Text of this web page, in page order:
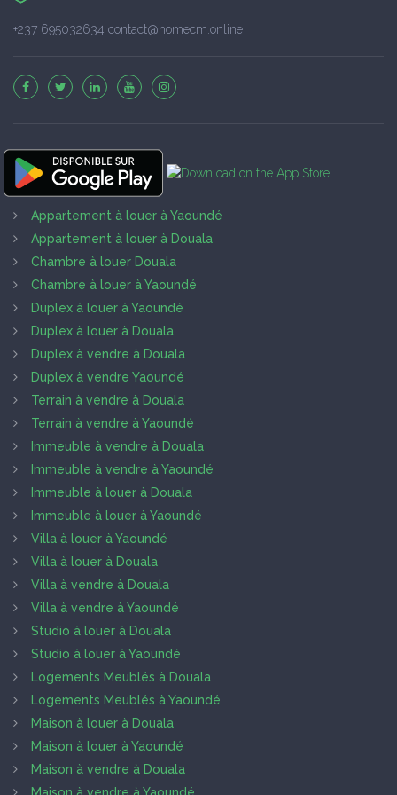
+237 695032634 contact@homecm.online
Appartement à louer à Yaoundé
Appartement à louer à Douala
Chambre à louer Douala
Chambre à louer à Yaoundé
Duplex à louer à Yaoundé
Duplex à louer à Douala
Duplex à vendre à Douala
Duplex à vendre Yaoundé
Terrain à vendre à Douala
Terrain à vendre à Yaoundé
Immeuble à vendre à Douala
Immeuble à vendre à Yaoundé
Immeuble à louer à Douala
Immeuble à louer à Yaoundé
Villa à louer à Yaoundé
Villa à louer à Douala
Villa à vendre à Douala
Villa à vendre à Yaoundé
Studio à louer à Douala
Studio à louer à Yaoundé
Logements Meublés à Douala
Logements Meublés à Yaoundé
Maison à louer à Douala
Maison à louer à Yaoundé
Maison à vendre à Douala
Maison à vendre à Yaoundé